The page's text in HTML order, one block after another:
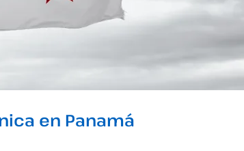
en Panamá